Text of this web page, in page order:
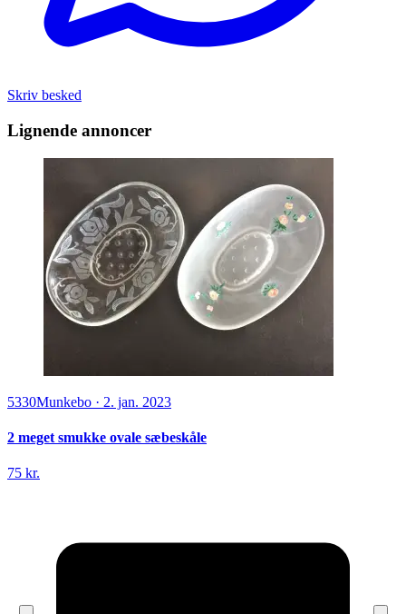
Skriv besked
Lignende annoncer
5330Munkebo · 2. jan. 2023
2 meget smukke ovale sæbeskåle
75 kr.